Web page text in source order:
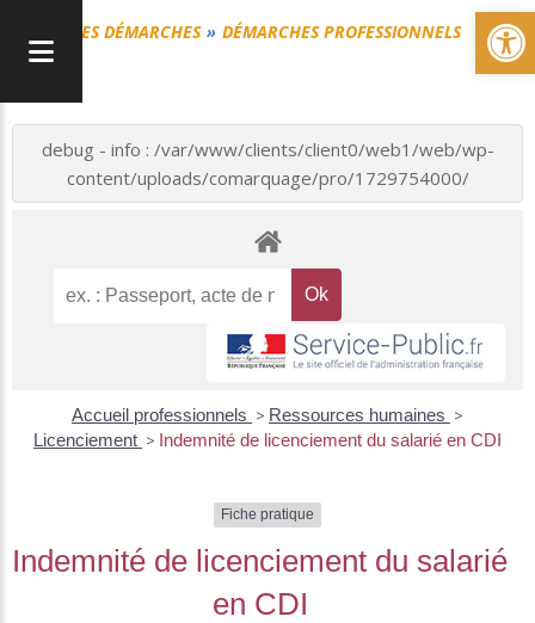
MES DÉMARCHES DÉMARCHES PROFESSIONNELS
debug - info : /var/www/clients/client0/web1/web/wp-
content/uploads/comarquage/pro/1729754000/
Accueil professionnels > Ressources humaines >
Licenciement > Indemnité de licenciement du salarié en CDI
Fiche pratique
Indemnité de licenciement du salarié
en CDI